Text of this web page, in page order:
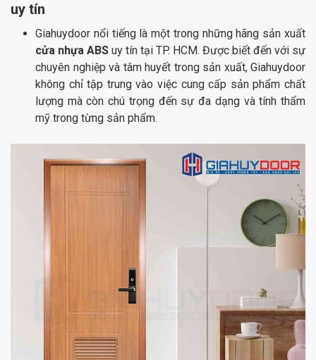
uy tín
Giahuydoor nổi tiếng là một trong những hãng sản xuất
cửa nhựa ABS uy tín tại TP. HCM. Được biết đến với sự
chuyên nghiệp và tâm huyết trong sản xuất, Giahuydoor
không chỉ tập trung vào việc cung cấp sản phẩm chất
lượng mà còn chú trọng đến sự đa dạng và tính thẩm
mỹ trong từng sản phẩm.